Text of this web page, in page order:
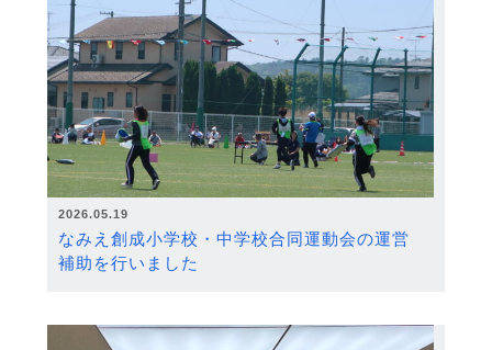
2026.05.19
なみえ創成小学校・中学校合同運動会の運営
補助を行いました